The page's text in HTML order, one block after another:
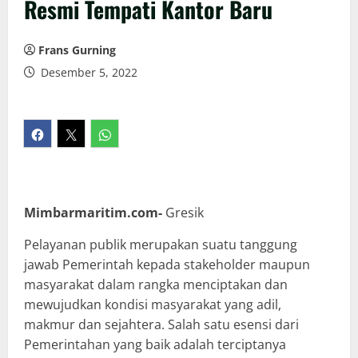
Resmi Tempati Kantor Baru
Frans Gurning
Desember 5, 2022
Mimbarmaritim.com- Gresik
Pelayanan publik merupakan suatu tanggung
jawab Pemerintah kepada stakeholder maupun
masyarakat dalam rangka menciptakan dan
mewujudkan kondisi masyarakat yang adil,
makmur dan sejahtera. Salah satu esensi dari
Pemerintahan yang baik adalah terciptanya